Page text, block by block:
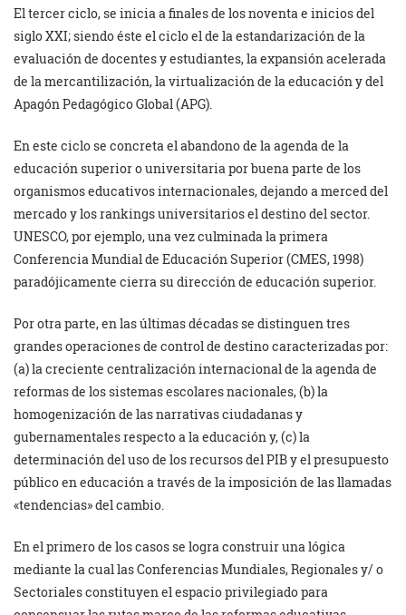
El tercer ciclo, se inicia a finales de los noventa e inicios del
siglo XXI; siendo éste el ciclo el de la estandarización de la
evaluación de docentes y estudiantes, la expansión acelerada
de la mercantilización, la virtualización de la educación y del
Apagón Pedagógico Global (APG).
En este ciclo se concreta el abandono de la agenda de la
educación superior o universitaria por buena parte de los
organismos educativos internacionales, dejando a merced del
mercado y los rankings universitarios el destino del sector.
UNESCO, por ejemplo, una vez culminada la primera
Conferencia Mundial de Educación Superior (CMES, 1998)
paradójicamente cierra su dirección de educación superior.
Por otra parte, en las últimas décadas se distinguen tres
grandes operaciones de control de destino caracterizadas por:
(a) la creciente centralización internacional de la agenda de
reformas de los sistemas escolares nacionales, (b) la
homogenización de las narrativas ciudadanas y
gubernamentales respecto a la educación y, (c) la
determinación del uso de los recursos del PIB y el presupuesto
público en educación a través de la imposición de las llamadas
«tendencias» del cambio.
En el primero de los casos se logra construir una lógica
mediante la cual las Conferencias Mundiales, Regionales y/ o
Sectoriales constituyen el espacio privilegiado para